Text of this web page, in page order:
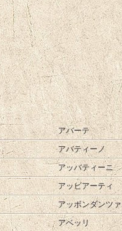
アバーテ
アバティーノ
アッバティーニ
アッビアーティ
アッボンダンツァ
アベッリ